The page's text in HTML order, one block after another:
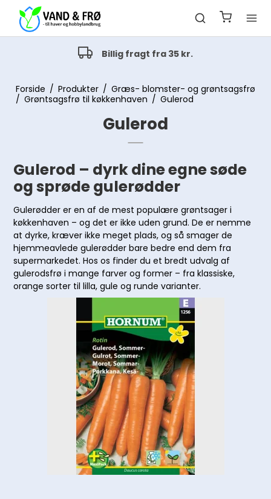
Billig fragt fra 35 kr.
Forside / Produkter / Græs- blomster- og grøntsagsfrø
/ Grøntsagsfrø til køkkenhaven / Gulerod
Gulerod
Gulerod – dyrk dine egne søde
og sprøde gulerødder
Gulerødder er en af de mest populære grøntsager i
køkkenhaven – og det er ikke uden grund. De er nemme
at dyrke, kræver ikke meget plads, og så smager de
hjemmeavlede gulerødder bare bedre end dem fra
supermarkedet. Hos os finder du et bredt udvalg af
gulerodsfrø i mange farver og former – fra klassiske,
orange sorter til lilla, gule og runde varianter.